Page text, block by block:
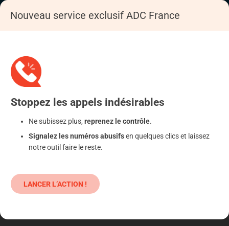
Nouveau service exclusif ADC France
Stoppez les appels indésirables
Ne subissez plus, reprenez le contrôle.
Signalez les numéros abusifsen quelques clics et laissez
notre outil faire le reste.
LANCER L’ACTION !